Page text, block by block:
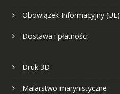
Obowiązek Informacyjny (UE)
Dostawa i płatności
Druk 3D
Malarstwo marynistyczne